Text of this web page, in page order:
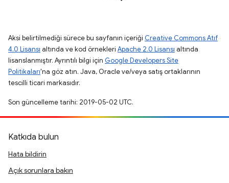
Aksi belirtilmediği sürece bu sayfanın içeriği Creative Commons Atıf
4.0 Lisansı altında ve kod örnekleri Apache 2.0 Lisansı altında
lisanslanmıştır. Ayrıntılı bilgi için Google Developers Site
Politikaları'na göz atın. Java, Oracle ve/veya satış ortaklarının
tescilli ticari markasıdır.
Son güncelleme tarihi: 2019-05-02 UTC.
Katkıda bulun
Hata bildirin
Açık sorunlara bakın